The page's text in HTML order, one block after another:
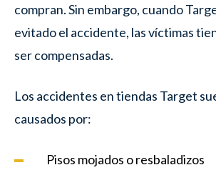
compran. Sin embargo, cuando
evitado el accidente, las víctimas
ser compensadas.
Los accidentes en tiendas Target
causados por:
Pisos mojados o resbaladizos